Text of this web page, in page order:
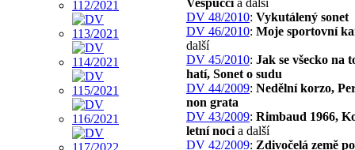
DV 48/2010: Vykutálený sonet
DV 46/2010: Moje sportovní
další
DV 45/2010: Jak se všecko na
hatí, Sonet o sudu
DV 44/2009: Nedělní korzo,
non grata
DV 43/2009: Rimbaud 1966,
letní noci a další
DV 42/2009: Zdivočelá země